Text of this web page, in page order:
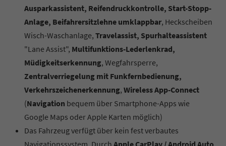
Ausparkassistent, Reifendruckkontrolle, Start-Stopp-
Anlage, Beifahrersitzlehne umklappbar, Heckscheiben
Wisch-Waschanlage, Travelassist, Spurhalteassistent
"Lane Assist", Multifunktions-Lederlenkrad,
Müdigkeitserkennung, Wegfahrsperre,
Zentralverriegelung mit Funkfernbedienung,
Verkehrszeichenerkennung, Wireless App-Connect
(Navigation bequem über Smartphone-Apps wie
Google Maps oder Apple Karten möglich)
Das Fahrzeug verfügt über kein fest verbautes
Navigationssystem. Durch Apple CarPlay / Android Auto